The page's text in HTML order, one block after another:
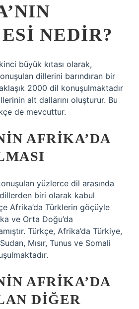
NEDIR?
büyük kıtası olarak,
dillerini barındıran bir
2000 dil konuşulmaktadır
alt dallarını oluşturur. Bu
de mevcuttur.
AFRIKA’DA
yüzlerce dil arasında
biri olarak kabul
Afrika’da Türklerin göçüyle
ve Orta Doğu’da
Türkçe, Afrika’da Türkiye,
Mısır, Tunus ve Somali
AFRIKA’DA
DIĞER